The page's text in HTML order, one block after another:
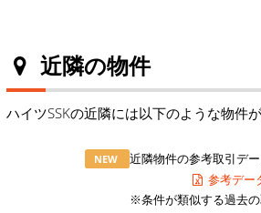
近隣の物件
ハイツSSKの近隣には以下のような物件が
NEW
近隣物件の参考取引デ
参考デー
※条件が類似する過去